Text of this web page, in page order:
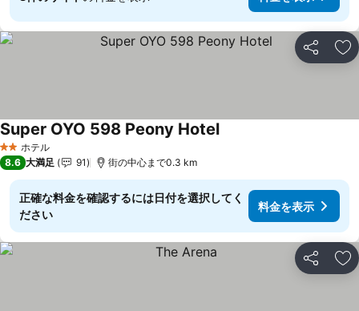
シェア お
2 ホテルのランク
ホテル
Super OYO 598 Peony Hotel料金を表示
8.6 大満足 91 街の中心まで0.3 km
正確な料金を確認するには日付を選択してく
ださい
料金を表示
シェア お